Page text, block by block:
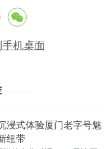
机桌面
浸式体验厦门老字号魅
纽带